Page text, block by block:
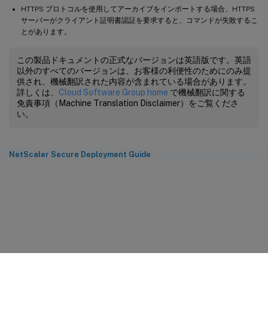
HTTPS プロトコルを使用してアーカイブをインポートする場合、HTTPS
サーバーがクライアント証明書認証を要求すると、コマンドが失敗するこ
とがあります。
この製品ドキュメントの正式なバージョンは英語版です。英語
以外のすべてのバージョンは、お客様の利便性のためにのみ提
供され、機械翻訳された内容が含まれている場合があります。
詳しくは、 Cloud Software Group home で機械翻訳に関する
免責事項（Machine Translation Disclaimer）をご覧くださ
い。
NetScaler Secure Deployment Guide